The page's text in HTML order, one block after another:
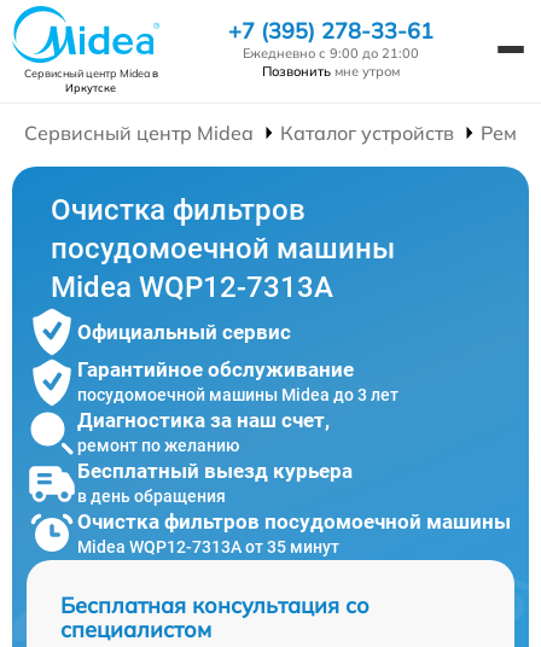
Сервисный центр Mideaв
Иркутске
+7 (395) 278-33-61
Ежедневно с 9:00 до 21:00
Позвонить мне утром
Сервисный центр Midea Каталог устройств
Очистка фильтров
посудомоечной машины
Midea WQP12-7313A
Официальный сервис
Гарантийное обслуживание
посудомоечной машины Midea до 3 лет
Диагностика за наш счет,
ремонт по желанию
Бесплатный выезд курьера
в день обращения
Очистка фильтров посудомоечной машины
Midea WQP12-7313A от 35 минут
Бесплатная консультация со
специалистом